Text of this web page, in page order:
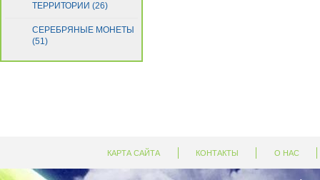
ТЕРРИТОРИИ (26)
СЕРЕБРЯНЫЕ МОНЕТЫ
(51)
КАРТА САЙТА КОНТАКТЫ О НАС